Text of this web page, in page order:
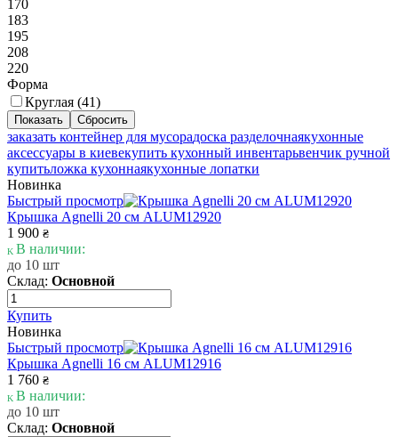
170
183
195
208
220
Форма
Круглая (41)
заказать контейнер для мусорадоска разделочнаякухонные
аксессуары в киевекупить кухонный инвентарьвенчик ручной
купитьложка кухоннаякухонные лопатки
Новинка
Быстрый просмотр
Крышка Agnelli 20 см ALUM12920
1 900 ₴
В наличии:
до 10 шт
Склад: Основной
Купить
Новинка
Быстрый просмотр
Крышка Agnelli 16 см ALUM12916
1 760 ₴
В наличии:
до 10 шт
Склад: Основной